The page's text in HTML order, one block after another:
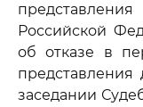
Российской
об отказе в
заседании